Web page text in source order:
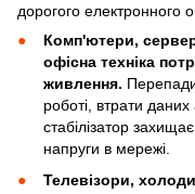
дорогого електронного
Комп'ютери,
офісна техніка
живлення.
роботі, втрати
стабілізатор
напруги в мережі.
Телевізори,